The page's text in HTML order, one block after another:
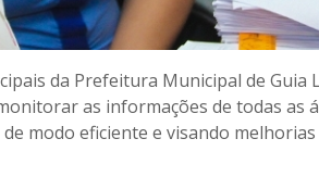
da Prefeitura Municipal de Guia
as informações de todas as
modo eficiente e visando